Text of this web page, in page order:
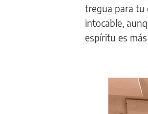
tregua para tu
intocable,
espíritu es